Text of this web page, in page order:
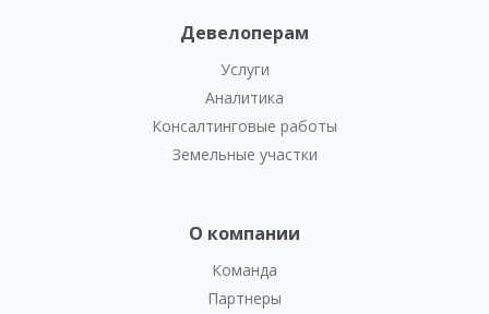
Девелоперам
Услуги
Аналитика
Консалтинговые работы
Земельные участки
О компании
Команда
Партнеры